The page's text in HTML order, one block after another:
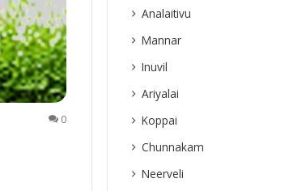
0
Analaitivu
Mannar
Inuvil
Ariyalai
Koppai
Chunnakam
Neerveli